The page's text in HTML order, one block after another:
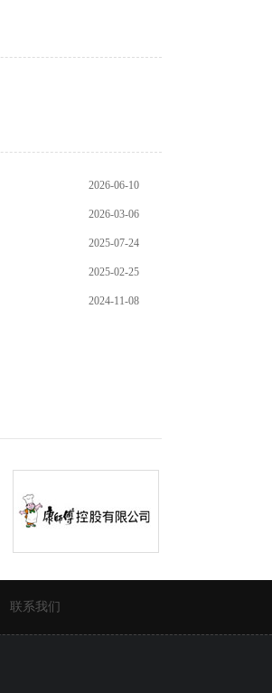
2026-06-10
2026-03-06
2025-07-24
2025-02-25
2024-11-08
联系我们